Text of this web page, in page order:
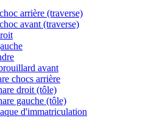
arrière (traverse)
avant (traverse)
avant
chocs arrière
droit (tôle)
gauche (tôle)
d'immatriculation